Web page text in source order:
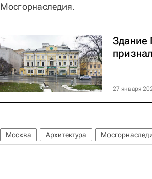
Мосгорнаследия.
Здание
27 января
Москва Архитектура